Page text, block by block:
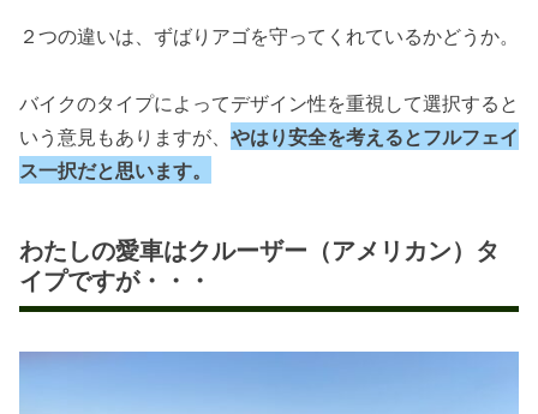
２つの違いは、ずばりアゴを守ってくれているかどうか。
バイクのタイプによってデザイン性を重視して選択すると
いう意見もありますが、 やはり安全を考えるとフルフェイ
ス一択だと思います。
わたしの愛車はクルーザー（アメリカン）タ
イプですが・・・